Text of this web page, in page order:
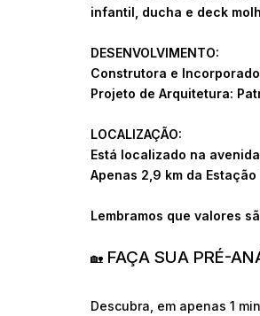
infantil, ducha e deck
DESENVOLVIMENTO:
Construtora e
Projeto de Arquitetura:
LOCALIZAÇÃO:
Está localizado na
Apenas 2,9 km da
Lembramos que valores
🏡 FAÇA SUA PRÉ-
Descubra, em apenas 1